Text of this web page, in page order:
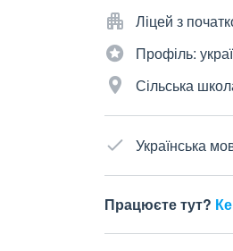
Ліцей з
Профіль:
Сільська
Українська
Працюєте тут?